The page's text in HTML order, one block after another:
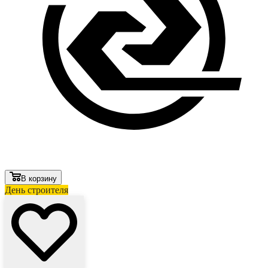
В корзину
День строителя